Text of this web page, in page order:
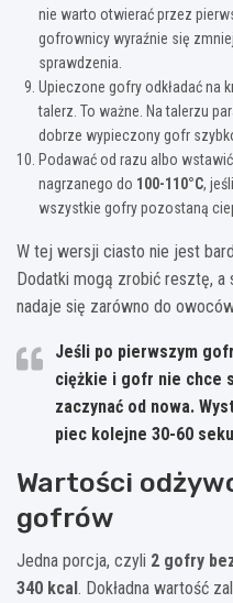
nie warto otwierać przez
gofrownicy wyraźnie się
sprawdzenia.
Upieczone gofry odkładać na
talerz. To ważne. Na talerzu
dobrze wypieczony gofr
Podawać od razu albo
nagrzanego do 100-110°C,
wszystkie gofry pozostaną
W tej wersji ciasto nie jest
Dodatki mogą zrobić resztę, a
nadaje się zarówno do
Jeśli po pierwszym
ciężkie i gofr nie chce
zaczynać od nowa.
piec kolejne 30-60
Wartości
gofrów
Jedna porcja, czyli 2 gofry
340 kcal. Dokładna wartość